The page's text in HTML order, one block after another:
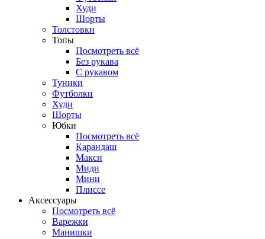
Худи
Шорты
Толстовки
Топы
Посмотреть всё
Без рукава
С рукавом
Туники
Футболки
Худи
Шорты
Юбки
Посмотреть всё
Карандаш
Макси
Миди
Мини
Плиссе
Аксессуары
Посмотреть всё
Варежки
Манишки